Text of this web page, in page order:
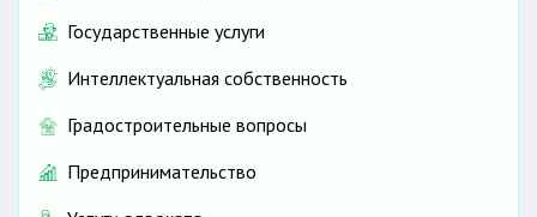
Государственные услуги
Интеллектуальная собственность
Градостроительные вопросы
Предпринимательство